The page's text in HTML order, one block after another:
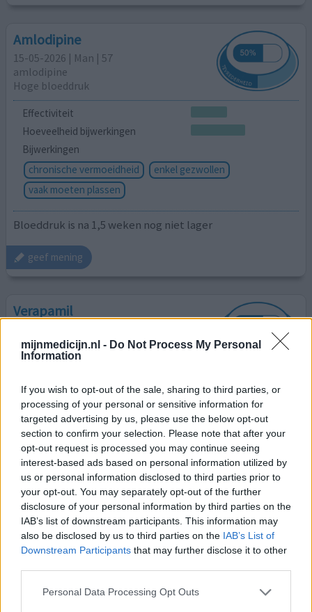
mijnmedicijn.nl - Do Not Process My Personal
Information
If you wish to opt-out of the sale, sharing to third parties, or
processing of your personal or sensitive information for
targeted advertising by us, please use the below opt-out
section to confirm your selection. Please note that after your
opt-out request is processed you may continue seeing
interest-based ads based on personal information utilized by
us or personal information disclosed to third parties prior to
your opt-out. You may separately opt-out of the further
disclosure of your personal information by third parties on the
IAB’s list of downstream participants. This information may
also be disclosed by us to third parties on the IAB’s List of
Downstream Participants that may further disclose it to other
Personal Data Processing Opt Outs
Amlodipine
15-05-2026 | Man | 57
amlodipine
Hoge bloeddruk
Effectiviteit
Hoeveelheid bijwerkingen
Bijwerkingen
chronische vermoeidheid
enkel gezwollen
vaak moeten plassen
Bloeddruk is na 1,5 weken nog niet lager
geef mening
Verapamil
verapamil
Hoge bloeddruk
Effectiviteit
Hoeveelheid bijwerkingen
Bijwerkingen
hoesten
Goedemiddag, ik vraag dit voor een vriendin. Zij gebruikt
dit middel nu 3 jaar en heeft ook sinds ongeveer 3 jaar een
hoestje. Soms wat minder en dan ineens is het er weer
heel heftig. Zijn er ook mensen die dit herkennen, dit is
ook hebben of gehad hebben? Bij voorbaat dank, Jann
geef mening